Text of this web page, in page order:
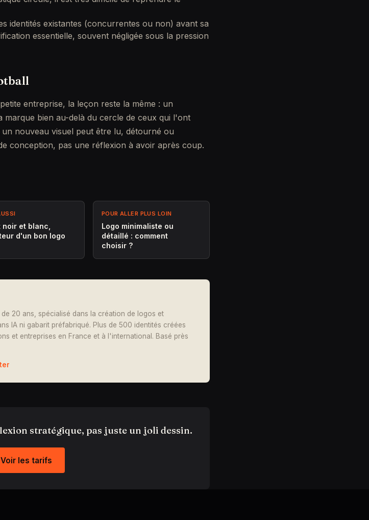
identités existantes (concurrentes ou non) avant sa
essentielle, souvent négligée sous la pression
entreprise, la leçon reste la même : un
marque bien au-delà du cercle de ceux qui l'ont
nouveau visuel peut être lu, détourné ou
conception, pas une réflexion à avoir après coup.
noir et blanc,
d'un bon logo
POUR ALLER PLUS LOIN
Logo minimaliste ou
détaillé : comment
choisir ?
20 ans, spécialisé dans la création de logos et
IA ni gabarit préfabriqué. Plus de 500 identités créées
et entreprises en France et à l'international. Basé près
stratégique, pas juste un joli dessin.
Voir les tarifs